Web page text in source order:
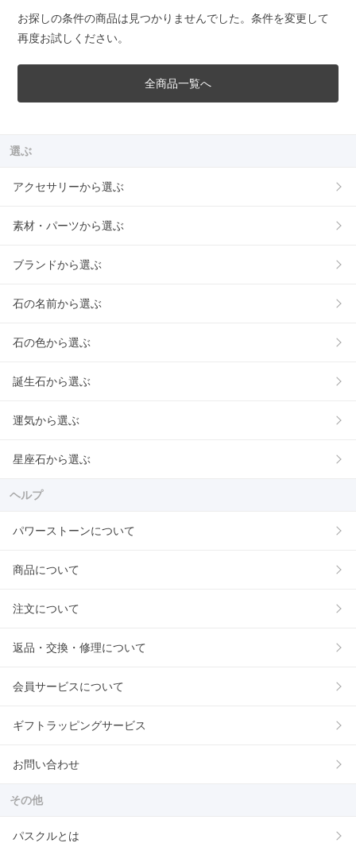
お探しの条件の商品は見つかりませんでした。条件を変更して
再度お試しください。
全商品一覧へ
選ぶ
アクセサリーから選ぶ
素材・パーツから選ぶ
ブランドから選ぶ
石の名前から選ぶ
石の色から選ぶ
誕生石から選ぶ
運気から選ぶ
星座石から選ぶ
ヘルプ
パワーストーンについて
商品について
注文について
返品・交換・修理について
会員サービスについて
ギフトラッピングサービス
お問い合わせ
その他
パスクルとは